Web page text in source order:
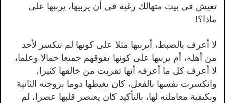
تعيش في بيت متهالك رغبة في أن يربيها، يربيها على
ماذا؟!
لا أعرف بالضبط، أيربيها مثلا على كونها لم تنكسر لأحد
من أهله، أم يربيها على كونها تفوقهم جميعا جمالا وعلما،
لا أعرف كل ما أعرفه أنها تقربت من خالقها كثيرا،
وانكسرت نفسها بالفعل، كان يغيظها دوما بزوجته الثانية
وبكيفية معاملته لها، بالتأكيد كان يعتصر قلبها عصرا، لم